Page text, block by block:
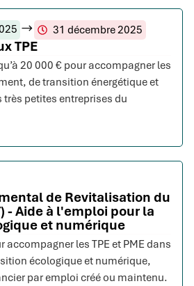
31 décembre 2025
TPE
20 000 € pour accompagner les
de transition énergétique et
petites entreprises du
de Revitalisation du
- Aide à l'emploi pour la
et numérique
accompagner les TPE et PME dans
écologique et numérique,
par emploi créé ou maintenu.